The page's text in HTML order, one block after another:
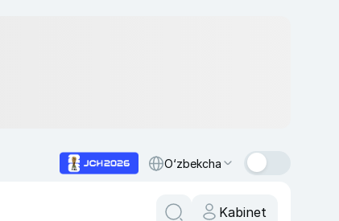
O‘zbekcha
Kabinet